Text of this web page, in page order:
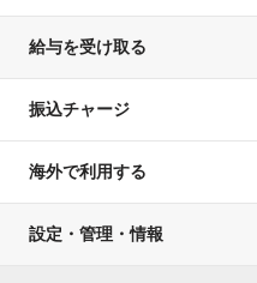
給与を受け取る
振込チャージ
海外で利用する
設定・管理・情報